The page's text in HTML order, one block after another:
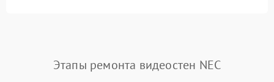
Этапы ремонта видеостен NEC